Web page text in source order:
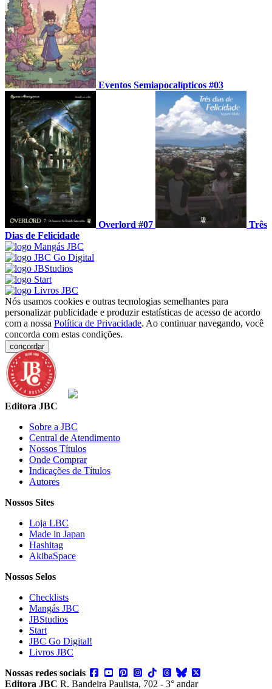
Eventos Semiapocalípticos #03
Overlord #07
Três
Dias de Felicidade
Nós usamos cookies e outras tecnologias semelhantes para
personalizar publicidade e produzir estatísticas de acesso de acordo
com a nossa Política de Privacidade. Ao continuar navegando, você
concorda com estas condições.
concordar
Editora JBC
Sobre a JBC
Central de Atendimento
Nossos Títulos
Onde Comprar
Indicações de Títulos
Autores
Nossos Sites
Loja LBC
Made in Japan
Hashitag
AkibaSpace
Nossos Selos
Checklists
Mangás JBC
JBStudios
Start
JBC Go Digital!
Livros JBC
Nossas redes sociais
Editora JBC R. Bandeira Paulista, 702 - 3° andar